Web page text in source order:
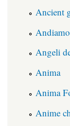
Ancient
Angeli
Anima
Anima
Anime